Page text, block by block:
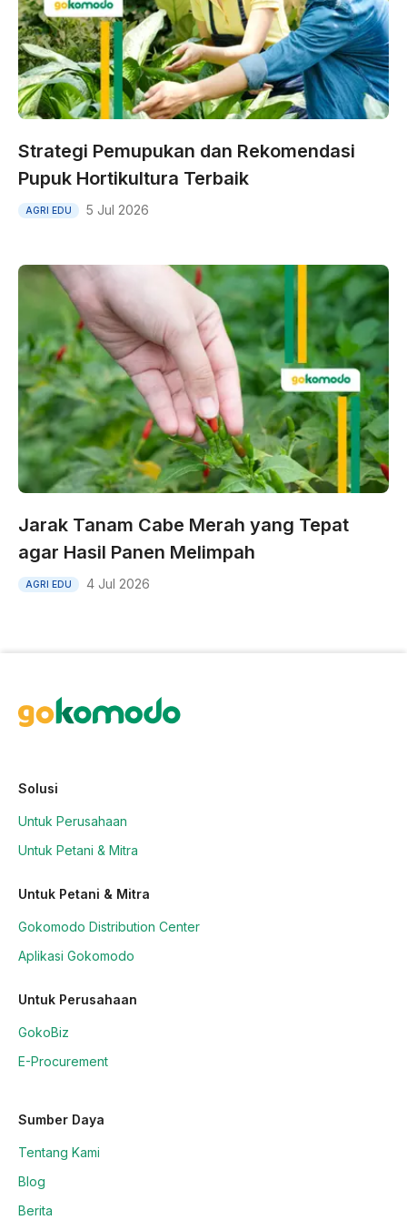
Strategi Pemupukan dan Rekomendasi
Pupuk Hortikultura Terbaik
AGRI EDU 5 Jul 2026
Jarak Tanam Cabe Merah yang Tepat
agar Hasil Panen Melimpah
AGRI EDU 4 Jul 2026
Solusi
Untuk Perusahaan
Untuk Petani & Mitra
Untuk Petani & Mitra
Gokomodo Distribution Center
Aplikasi Gokomodo
Untuk Perusahaan
GokoBiz
E-Procurement
Sumber Daya
Tentang Kami
Blog
Berita